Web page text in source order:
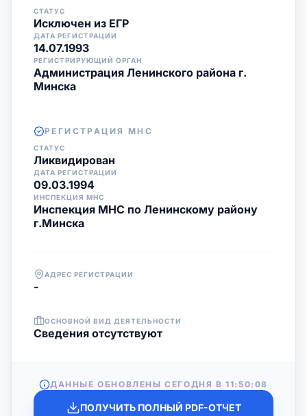
СТАТУС
Исключен из ЕГР
ДАТА РЕГИСТРАЦИИ
14.07.1993
РЕГИСТРИРУЮЩИЙ ОРГАН
Администрация Ленинского района г.
Минска
РЕГИСТРАЦИЯ МНС
СТАТУС
Ликвидирован
ДАТА РЕГИСТРАЦИИ
09.03.1994
ИНСПЕКЦИЯ МНС
Инспекция МНС по Ленинскому району
г.Минска
АДРЕС РЕГИСТРАЦИИ
-
ОСНОВНОЙ ВИД ДЕЯТЕЛЬНОСТИ
Cведения отсутствуют
ДАННЫЕ ОБНОВЛЕНЫ СЕГОДНЯ В11:50:08
ПОЛУЧИТЬ ПОЛНЫЙ PDF-ОТЧЕТ